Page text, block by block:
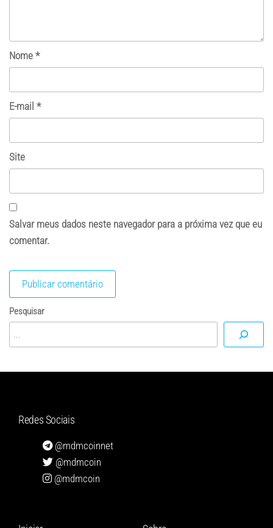
Nome *
E-mail *
Site
Salvar meus dados neste navegador para a próxima vez que eu
comentar.
Pesquisar
Redes Sociais
@mdmcoinnet
@mdmcoin
@mdmcoin